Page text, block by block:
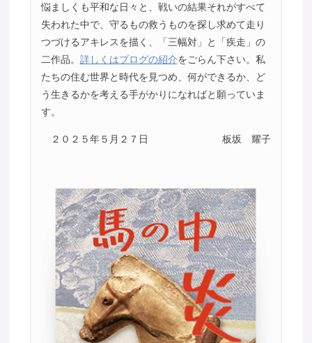
悩ましくも平和な日々と、戦いの結果それがすべて
失われた中で、守るもの救うものを探し求めて走り
つづけるアキレスを描く、「三幅対」と「疾走」の
二作品。 詳しくはブログの紹介をごらん下さい。私
たちの住む世界と時代を見つめ、何ができるか、ど
う生きるかを考える手がかりになればと願っていま
す。
２０２５年５月２７日 板坂 耀子